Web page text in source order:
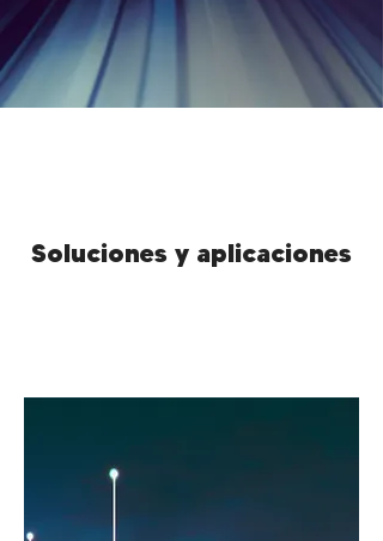
Soluciones y aplicaciones